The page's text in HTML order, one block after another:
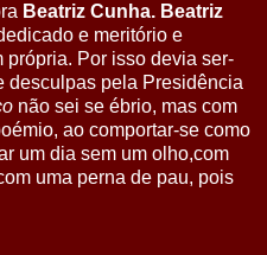
Beatriz Cunha. Beatriz
e meritório e
Por isso devia ser-
desculpas pela Presidência
não sei se ébrio, mas com
ao comportar-se como
um dia sem um olho,com
uma perna de pau, pois